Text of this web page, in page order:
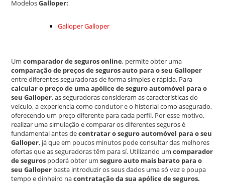
ModelosGalloper:
Galloper Galloper
Umcomparador de seguros online, permite obter uma
comparação de preços de seguros auto para o seu Galloper
entre diferentes seguradoras de forma simples e rápida. Para
calcular o preço de uma apólice de seguro automóvel para o
seu Galloper, as seguradoras consideram as características do
veículo, a experiencia como condutor e o historial como asegurado,
oferecendo um preço diferente para cada perfil. Por esse motivo,
realizar uma simulação e comparar os diferentes seguros é
fundamental antes decontratar o seguro automóvel para o seu
Galloper, já que em poucos minutos pode consultar das melhores
ofertas que as seguradoras têm para sí. Utilizando um comparador
de seguros poderá obter umseguro auto mais barato para o
seu Galloper basta introduzir os seus dados uma só vez e poupa
tempo e dinheiro nacontratação da sua apólice de seguros.